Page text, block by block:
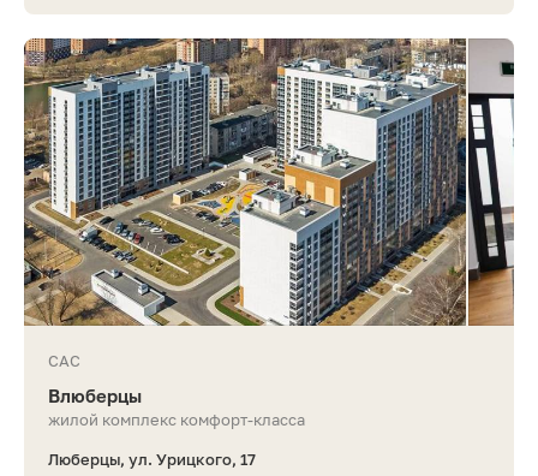
САС
Влюберцы
жилой комплекс комфорт-класса
Люберцы, ул. Урицкого, 17